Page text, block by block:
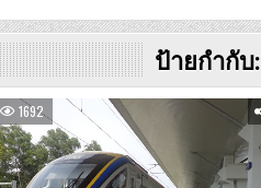
ป้ายกำกับ:
1692